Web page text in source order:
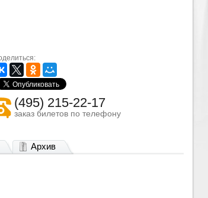
(495) 215-22-17
заказ билетов по телефону
Архив